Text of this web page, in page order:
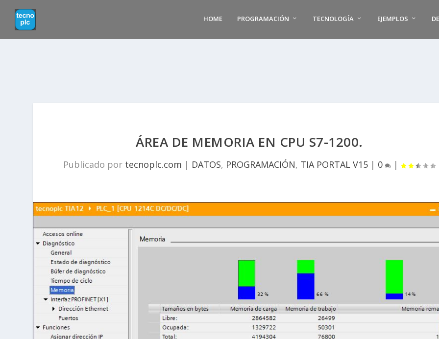
HOME PROGRAMACIÓN TECNOLOGÍA EJEMPLOS
ÁREA DE MEMORIA EN CPU S7-1200.
Publicado por tecnoplc.com | DATOS, PROGRAMACIÓN, TIA PORTAL V15 | 0 |